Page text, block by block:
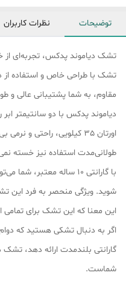
توضیحات نظرات کاربران
تشک دیاموند پدکس، تجربه‌ای از
تشک با طراحی خاص و استفاده از
مقاوم، به شما پشتیبانی عالی و
اورتان 35 کیلویی، راحتی و
طولانی‌مدت استفاده نیز خسته
با گارانتی 10 ساله
شوید. ویژگی منحصر به فرد این
این معنا که این تشک برای تمامی
اگر به دنبال تشکی هستید که
گارانتی بلندمدت ارائه دهد،
شماست.